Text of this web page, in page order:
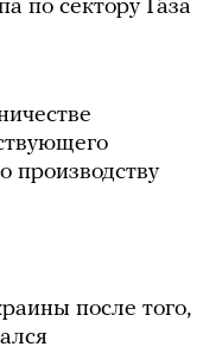
по сектору Газа
производству
после того,